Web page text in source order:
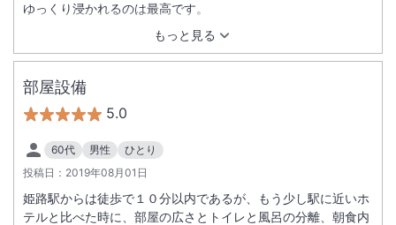
もっと見る
ゆっくり浸かれるのは最高です。
部屋設備
5.0
60代 男性
ひとり
投稿日： 2019年08月01日
姫路駅からは徒歩で１０分以内であるが、もう少し駅に近いホ
テルと比べた時に、部屋の広さとトイレと風呂の分離、朝食内